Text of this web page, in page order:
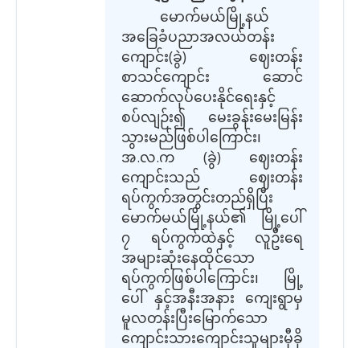
မောက်မယ်မြို့နယ်
အခြေခံပညာအလယ်တန်း
ကျောင်း(ခွဲ) ဈေးတန်း
စာသင်ကျောင်း ဆောင်
ဆောက်လုပ်ပေးနိုင်ရေးနှင့်
စပ်လျဉ်း၍ မေးခွန်းမေးမြန်း
သွားမည်ဖြစ်ပါကြောင်း၊
အ.လ.က (ခွဲ) ဈေးတန်း
ကျောင်းသည် ဈေးတန်း
ရပ်ကွက်အတွင်းတည်ရှိပြီး
မောက်မယ်မြို့နယ်၏ မြို့ပေါ်
၇ ရပ်ကွက်ထဲနှင့် လူဦးရေ
အများဆုံးနေထိုင်သော
ရပ်ကွက်ဖြစ်ပါကြောင်း၊ မြို့
ပေါ် နှင့်အနီးအနား ကျေးရွာမှ
မူလတန်းပြီးမြောက်သော
ကျောင်းသားကျောင်းသူများမှီခို